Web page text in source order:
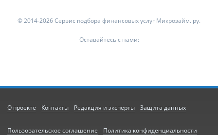
© 2014-2026 Сервис подбора финансовых услуг Микрозайм. ру.
Оставайтесь с нами:
О проекте Контакты Редакция и эксперты Защита данных
Пользовательское соглашение Политика конфиденциальности